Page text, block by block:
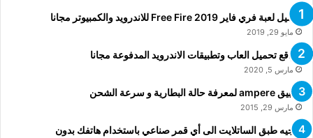
تحميل لعبة فري فاير Free Fire 2019 للاندرويد والكمبيوتر مجانا
مايو 29, 2019
مواقع تحميل العاب وتطبيقات الاندرويد المدفوعة مجانا
مارس 5, 2020
تطبيق ampere لمعرفة حالة البطارية و سرعة الشحن
مارس 29, 2015
توجيه طبق الساتلايت الى أي قمر صناعي باستخدام هاتفك بدون